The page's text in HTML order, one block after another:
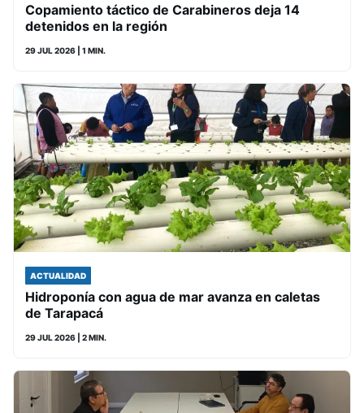
Copamiento táctico de Carabineros deja 14
detenidos en la región
29 JUL 2026 | 1 MIN.
ACTUALIDAD
Hidroponía con agua de mar avanza en caletas
de Tarapacá
29 JUL 2026 | 2 MIN.